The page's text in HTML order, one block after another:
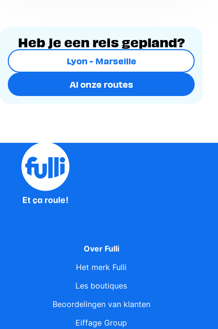
Heb je een reis gepland?
Lyon - Marseille
Al onze routes
Over Fulli
Het merk Fulli
Les boutiques
Beoordelingen van klanten
Eiffage Group